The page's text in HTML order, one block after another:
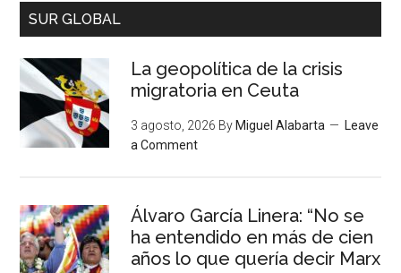
SUR GLOBAL
La geopolítica de la crisis
migratoria en Ceuta
3 agosto, 2026 ByMiguel Alabarta
Leave
a Comment
Álvaro García Linera: “No se
ha entendido en más de cien
años lo que quería decir Marx